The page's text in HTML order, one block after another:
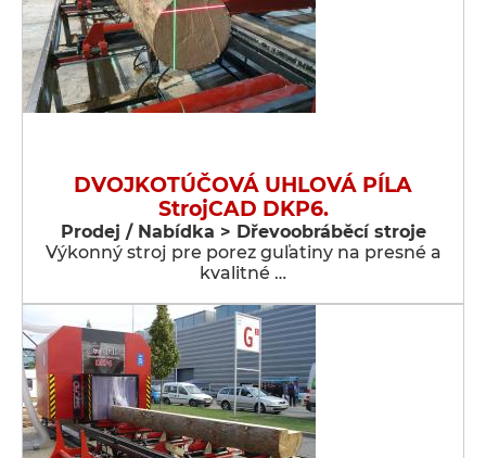
DVOJKOTÚČOVÁ UHLOVÁ PÍLA
StrojCAD DKP6.
Prodej / Nabídka > Dřevoobráběcí stroje
Výkonný stroj pre porez guľatiny na presné a
kvalitné …